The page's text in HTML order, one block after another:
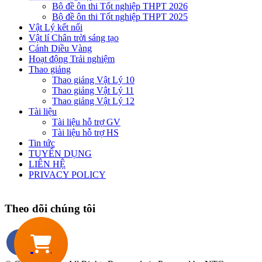
Bộ đề ôn thi Tốt nghiệp THPT 2026
Bộ đề ôn thi Tốt nghiệp THPT 2025
Vật Lý kết nối
Vật lí Chân trời sáng tạo
Cánh Diều Vàng
Hoạt động Trải nghiệm
Thao giảng
Thao giảng Vật Lý 10
Thao giảng Vật Lý 11
Thao giảng Vật Lý 12
Tài liệu
Tài liệu hỗ trợ GV
Tài liệu hỗ trợ HS
Tin tức
TUYỂN DỤNG
LIÊN HỆ
PRIVACY POLICY
Theo dõi chúng tôi